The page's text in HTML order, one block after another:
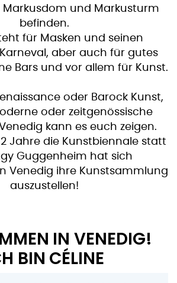
Markusdom und Markusturm
befinden.
für Masken und seinen
aber auch für gutes
Bars und vor allem für Kunst.
oder Barock Kunst,
oder zeitgenössische
kann es euch zeigen.
Jahre die Kunstbiennale statt
Guggenheim hat sich
Venedig ihre Kunstsammlung
auszustellen!
IN VENEDIG!
BIN CÉLINE